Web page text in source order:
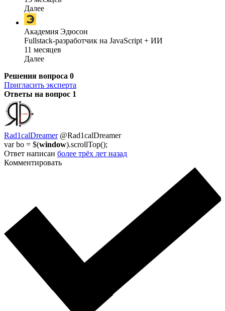
Далее
Академия Эдюсон
Fullstack-разработчик на JavaScript + ИИ
11 месяцев
Далее
Решения вопроса 0
Пригласить эксперта
Ответы на вопрос 1
Rad1calDreamer @Rad1calDreamer
var bo = $(window).scrollTop();
Ответ написан более трёх лет назад
Комментировать